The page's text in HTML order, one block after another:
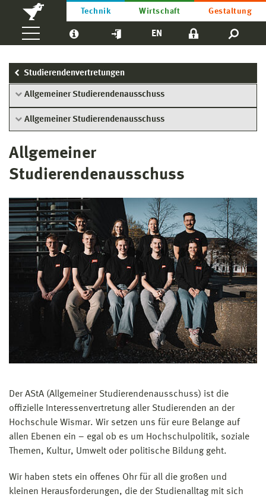
Technik Wirtschaft Gestaltung
EN
Studierendenvertretungen
Allgemeiner Studierendenausschuss
Allgemeiner Studierendenausschuss
Allgemeiner
Studierendenausschuss
Der AStA (Allgemeiner Studierendenausschuss) ist die
offizielle Interessenvertretung aller Studierenden an der
Hochschule Wismar. Wir setzen uns für eure Belange auf
allen Ebenen ein – egal ob es um Hochschulpolitik, soziale
Themen, Kultur, Umwelt oder politische Bildung geht.
Wir haben stets ein offenes Ohr für all die großen und
kleinen Herausforderungen, die der Studienalltag mit sich